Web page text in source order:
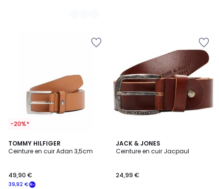
-20%*
TOMMY HILFIGER
Ceinture en cuir Adan 3,5cm
39,92 €
49,90 €
JACK & JONES
Ceinture en cuir Jacpaul
24,99 €
4,8
/ 5